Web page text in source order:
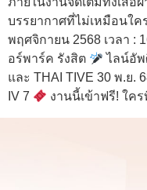
บรรยากาศที่ไม่เหมือนใค
พฤศจิกายน 2568 เวลา :
อร์พาร์ค รังสิต
ไลน์อัพ
และ THAI TIVE 30 พ.ย.
IV 7
งานนี้เข้าฟรี! ใค